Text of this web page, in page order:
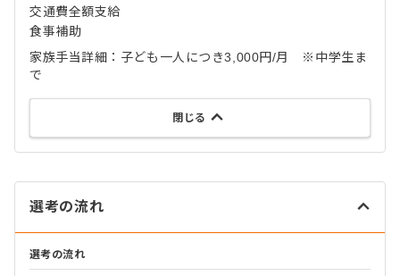
交通費全額支給
食事補助
家族手当詳細：子ども一人につき3,000円/月 ※中学生ま
で
閉じる
選考の流れ
選考の流れ